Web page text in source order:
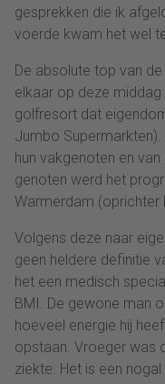
gesprekken die ik
voerde kwam het wel
De absolute top van
elkaar op deze middag
golfresort dat
Jumbo
hun vakgenoten en
genoten werd het
Warmerdam (oprichter
Volgens deze naar
geen heldere definitie
het een medisch
BMI. De gewone man
hoeveel energie hij
opstaan. Vroeger was
ziekte. Het is een